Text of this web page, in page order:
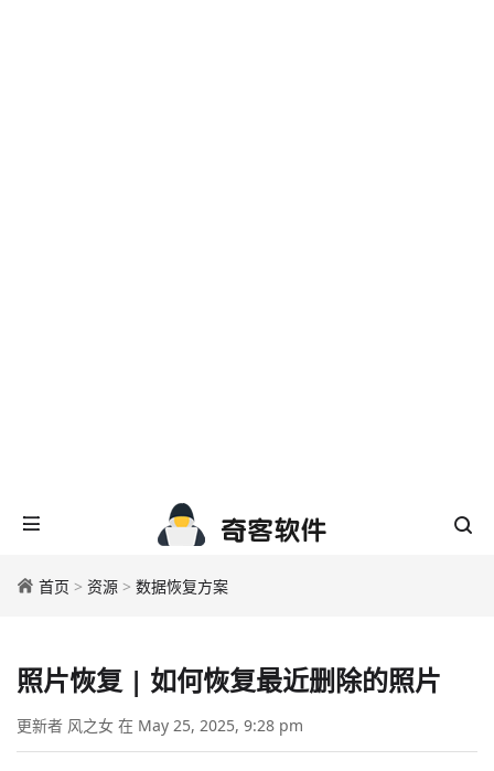
首页 > 资源 > 数据恢复方案
照片恢复 | 如何恢复最近删除的照片
更新者 风之女 在 May 25, 2025, 9:28 pm